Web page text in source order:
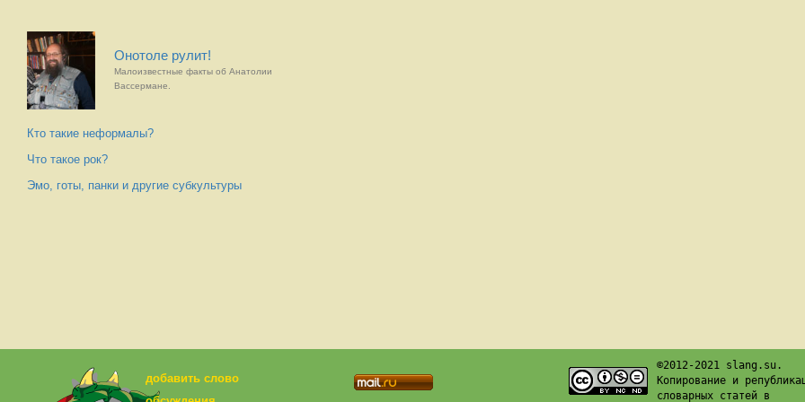
Онотоле рулит!
Малоизвестные факты об Анатолии
Вассермане.
Кто такие неформалы?
Что такое рок?
Эмо, готы, панки и другие субкультуры
добавить слово
©2012-2021 slang.su.
Копирование и
словарных статей в